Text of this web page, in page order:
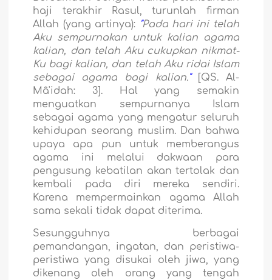
haji terakhir Rasul, turunlah firman
Allah (yang artinya): "Pada hari ini telah
Aku sempurnakan untuk kalian agama
kalian, dan telah Aku cukupkan nikmat-
Ku bagi kalian, dan telah Aku ridai Islam
sebagai agama bagi kalian."
[QS. Al-
Mâ'idah: 3]. Hal yang semakin
menguatkan sempurnanya Islam
sebagai agama yang mengatur seluruh
kehidupan seorang muslim. Dan bahwa
upaya apa pun untuk memberangus
agama ini melalui dakwaan para
pengusung kebatilan akan tertolak dan
kembali pada diri mereka sendiri.
Karena mempermainkan agama Allah
sama sekali tidak dapat diterima.
Sesungguhnya berbagai
pemandangan, ingatan, dan peristiwa-
peristiwa yang disukai oleh jiwa, yang
dikenang oleh orang yang tengah